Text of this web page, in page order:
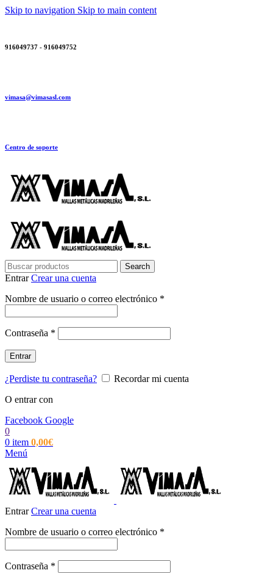
Skip to navigation Skip to main content
916049737 - 916049752
vimasa@vimasasl.com
Centro de soporte
Search
EntrarCrear una cuenta
Nombre de usuario o correo electrónico *
Contraseña *
Entrar
¿Perdiste tu contraseña?
Recordar mi cuenta
O entrar con
Facebook Google
0
0 item 0,00€
Menú
EntrarCrear una cuenta
Nombre de usuario o correo electrónico *
Contraseña *